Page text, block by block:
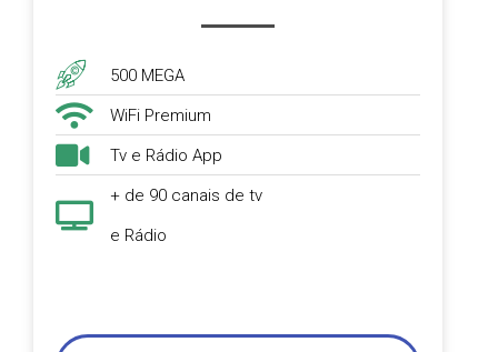
500 MEGA
WiFi Premium
Tv e Rádio App
+ de 90 canais de tv
e Rádio